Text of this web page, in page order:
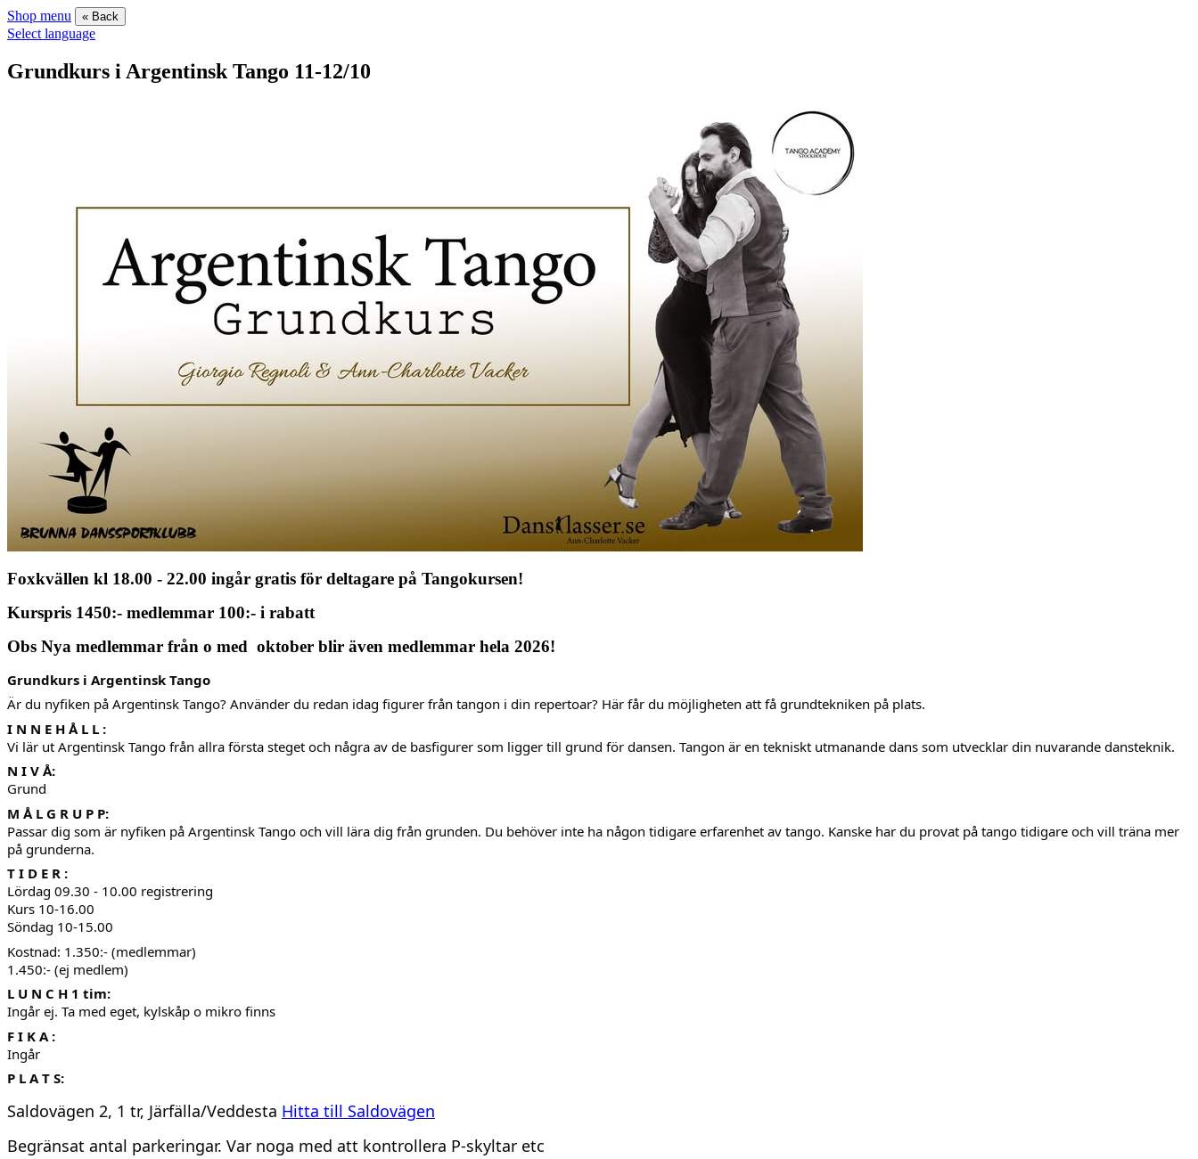
Shop menu « Back
Select language
Grundkurs i Argentinsk Tango 11-12/10
Foxkvällen kl 18.00 - 22.00 ingår gratis för deltagare på Tangokursen!
Kurspris 1450:- medlemmar 100:- i rabatt
Obs Nya medlemmar från o med oktober blir även medlemmar hela 2026!
Grundkurs i Argentinsk Tango
Är du nyfiken på Argentinsk Tango? Använder du redan idag figurer från tangon i din repertoar? Här får du möjligheten att få grundtekniken på plats.
I N N E H Å L L :
Vi lär ut Argentinsk Tango från allra första steget och några av de basfigurer som ligger till grund för dansen. Tangon är en tekniskt utmanande dans som utvecklar din nuvarande dansteknik.
N I V Å:
Grund
M Å L G R U P P:
Passar dig som är nyfiken på Argentinsk Tango och vill lära dig från grunden. Du behöver inte ha någon tidigare erfarenhet av tango. Kanske har du provat på tango tidigare och vill träna mer
på grunderna.
T I D E R :
Lördag 09.30 - 10.00 registrering
Kurs 10-16.00
Söndag 10-15.00
Kostnad: 1.350:- (medlemmar)
1.450:- (ej medlem)
L U N C H 1 tim:
Ingår ej. Ta med eget, kylskåp o mikro finns
F I K A :
Ingår
P L A T S:
Saldovägen 2, 1 tr, Järfälla/Veddesta Hitta till Saldovägen
Begränsat antal parkeringar. Var noga med att kontrollera P-skyltar etc